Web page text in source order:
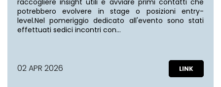
raccogliere insight utili e avviare primi contatti che
potrebbero evolvere in stage o posizioni entry-
level.Nel pomeriggio dedicato all'evento sono stati
effettuati sedici incontri con…
02 APR 2026